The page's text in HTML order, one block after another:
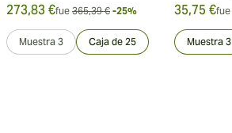
273,83 €fue 365,39 € -25%
Muestra 3 Caja de 25
35,75 €fue
Muestra 3